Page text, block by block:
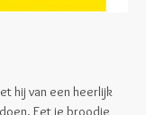
hij van een heerlijk
Eet je broodje